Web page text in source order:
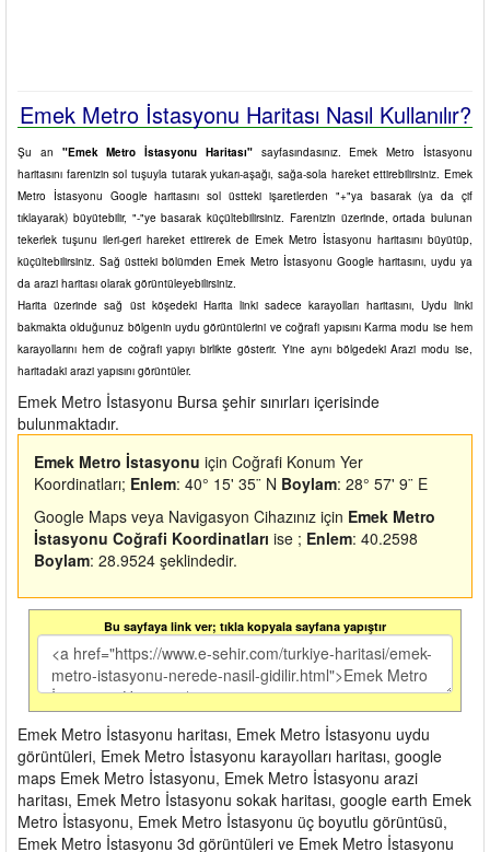
Emek Metro İstasyonu Haritası Nasıl Kullanılır?
Şu an "Emek Metro İstasyonu Haritası"sayfasındasınız. Emek Metro İstasyonu
haritasını farenizin sol tuşuyla tutarak yukarı-aşağı, sağa-sola hareket ettirebilirsiniz. Emek
Metro İstasyonu Google haritasını sol üstteki işaretlerden "+"ya basarak (ya da çif
tıklayarak) büyütebilir, "-"ye basarak küçültebilirsiniz. Farenizin üzerinde, ortada bulunan
tekerlek tuşunu ileri-geri hareket ettirerek de Emek Metro İstasyonu haritasını büyütüp,
küçültebilirsiniz. Sağ üstteki bölümden Emek Metro İstasyonu Google haritasını, uydu ya
da arazi haritası olarak görüntüleyebilirsiniz.
Harita üzerinde sağ üst köşedeki Harita linki sadece karayolları haritasını, Uydu linki
bakmakta olduğunuz bölgenin uydu görüntülerini ve coğrafi yapısını Karma modu ise hem
karayollarını hem de coğrafi yapıyı birlikte gösterir. Yine aynı bölgedeki Arazi modu ise,
haritadaki arazi yapısını görüntüler.
Emek Metro İstasyonu Bursa şehir sınırları içerisinde
bulunmaktadır.
Emek Metro İstasyonu için Coğrafi Konum Yer
Koordinatları; Enlem: 40° 15' 35¨ N Boylam: 28° 57' 9¨ E
Google Maps veya Navigasyon Cihazınız için Emek Metro
İstasyonu Coğrafi Koordinatları ise ; Enlem: 40.2598
Boylam: 28.9524 şeklindedir.
Bu sayfaya link ver; tıkla kopyala sayfana yapıştır
Emek Metro İstasyonu haritası, Emek Metro İstasyonu uydu
görüntüleri, Emek Metro İstasyonu karayolları haritası, google
maps Emek Metro İstasyonu, Emek Metro İstasyonu arazi
haritası, Emek Metro İstasyonu sokak haritası, google earth Emek
Metro İstasyonu, Emek Metro İstasyonu üç boyutlu görüntüsü,
Emek Metro İstasyonu 3d görüntüleri ve Emek Metro İstasyonu